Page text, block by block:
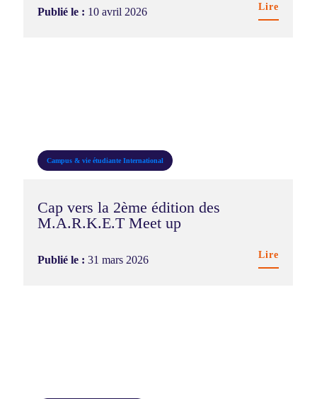
Témoignage étudiant
Publié le : 10 avril 2026 Lire
Campus & vie étudiante International
Cap vers la 2ème édition des
M.A.R.K.E.T Meet up
Publié le :31 mars 2026 Lire